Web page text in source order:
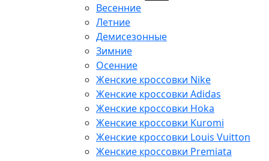
Весенние
Летние
Демисезонные
Зимние
Осенние
Женские кроссовки Nike
Женские кроссовки Adidas
Женские кроссовки Hoka
Женские кроссовки Kuromi
Женские кроссовки Louis Vuitton
Женские кроссовки Premiata